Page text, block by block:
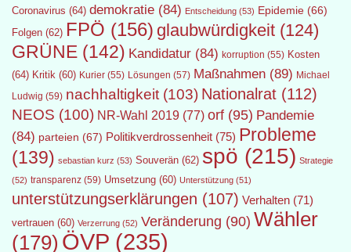
Coronavirus (64) demokratie (84) Entscheidung (53) Epidemie (66)
Folgen (62) FPÖ (156) glaubwürdigkeit (124)
GRÜNE (142) Kandidatur (84) korruption (55) Kosten
(64) Kritik (60) Kurier (55) Lösungen (57) Maßnahmen (89) Michael
Ludwig (59) nachhaltigkeit (103) Nationalrat (112)
NEOS (100) NR-Wahl 2019 (77) orf (95) Pandemie
(84) parteien (67) Politikverdrossenheit (75) Probleme
(139) sebastian kurz (53) Souverän (62) spö (215) Strategie
(52) transparenz (59) Umsetzung (60) Unterstützung (51)
unterstützungserklärungen (107) Verhalten (71)
vertrauen (60) Verzerrung (52) Veränderung (90) Wähler
(179) ÖVP (235)